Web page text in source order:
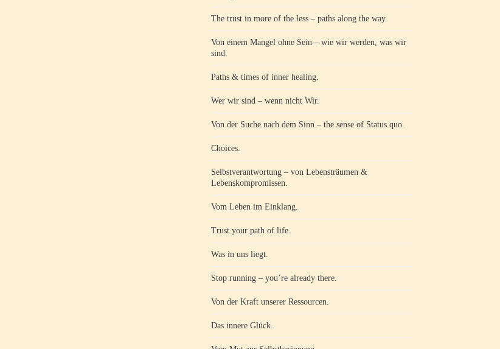
The trust in more of the less – paths along the way.
Von einem Mangel ohne Sein – wie wir werden, was wir
sind.
Paths & times of inner healing.
Wer wir sind – wenn nicht Wir.
Von der Suche nach dem Sinn – the sense of Status quo.
Choices.
Selbstverantwortung – von Lebensträumen &
Lebenskompromissen.
Vom Leben im Einklang.
Trust your path of life.
Was in uns liegt.
Stop running – you’re already there.
Von der Kraft unserer Ressourcen.
Das innere Glück.